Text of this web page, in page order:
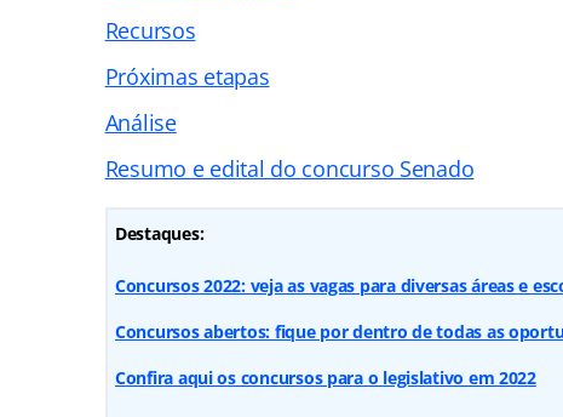
Recursos
Próximas etapas
Análise
Resumo e edital do concurso Senado
Destaques:
Concursos 2022: veja as vagas para diversas áreas e
Concursos abertos: fique por dentro de todas as
Confira aqui os concursos para o legislativo em 2022